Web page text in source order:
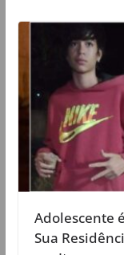
Adolescente
Sua